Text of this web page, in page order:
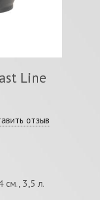
Line
отзыв
см., 3,5 л.